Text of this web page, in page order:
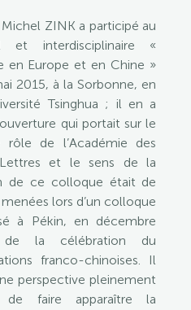
ZINK a participé au
et interdisciplinaire «
en Europe et en Chine »
2015, à la Sorbonne, en
Tsinghua ; il en a
qui portait sur le
de l’Académie des
et le sens de la
de ce colloque était de
lors d’un colloque
à Pékin, en décembre
de la célébration du
franco-chinoises. Il
perspective pleinement
de faire apparaître la